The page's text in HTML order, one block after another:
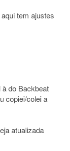
tem ajustes
do Backbeat
copiei/colei a
atualizada